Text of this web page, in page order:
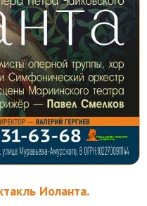
Иоланта.